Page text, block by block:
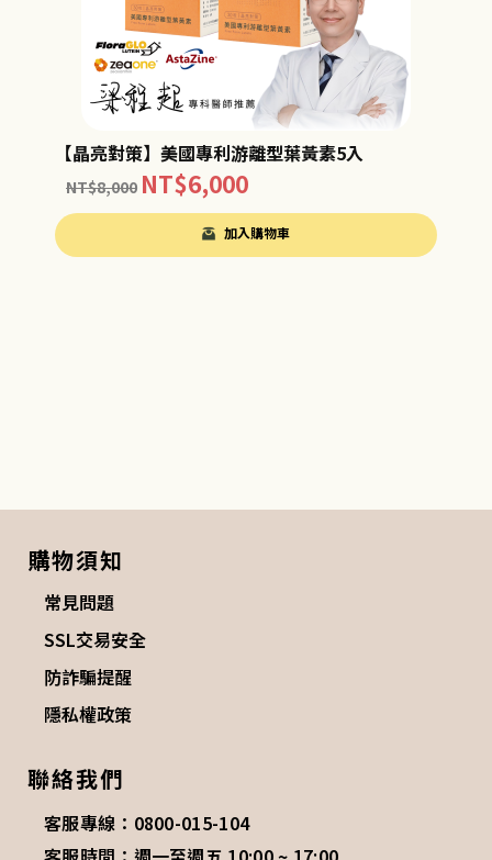
【晶亮對策】美國專利游離型葉黃素5入
NT$8,000 NT$6,000
加入購物車
購物須知
常見問題
SSL交易安全
防詐騙提醒
隱私權政策
聯絡我們
客服專線：0800-015-104